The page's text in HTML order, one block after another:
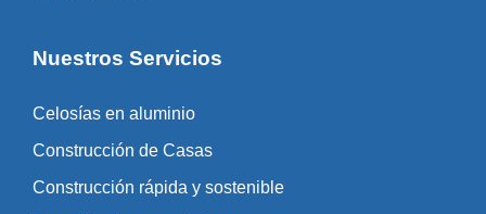
Nuestros Servicios
Celosías en aluminio
Construcción de Casas
Construcción rápida y sostenible